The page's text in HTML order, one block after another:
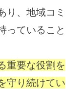
り、地域コミ
っていること
重要な役割を
守り続けてい